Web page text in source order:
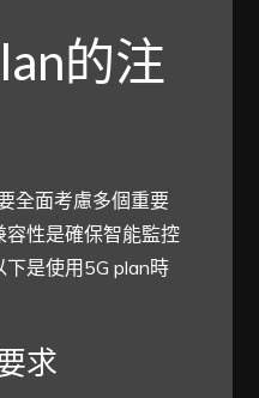
的注
全面考慮多個重要
性是確保智能監控
是使用5G plan時
求